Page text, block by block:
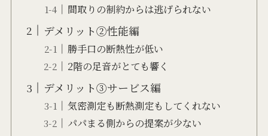
間取りの制約からは逃げられない
デメリット②性能編
勝手口の断熱性が低い
2階の足音がとても響く
デメリット③サービス編
気密測定も断熱測定もしてくれない
パパまる側からの提案が少ない